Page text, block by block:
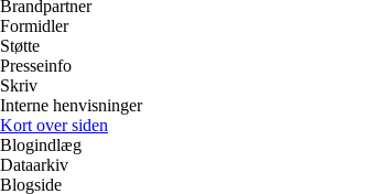
Brandpartner
Formidler
Støtte
Presseinfo
Skriv
Interne henvisninger
Kort over siden
Blogindlæg
Dataarkiv
Blogside